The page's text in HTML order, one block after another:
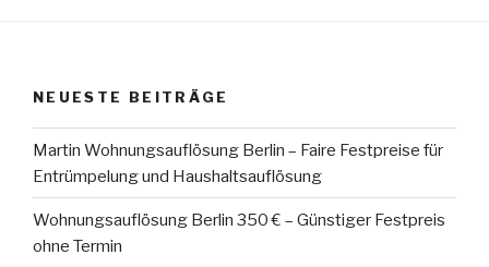
NEUESTE BEITRÄGE
Martin Wohnungsauflösung Berlin – Faire Festpreise für
Entrümpelung und Haushaltsauflösung
Wohnungsauflösung Berlin 350 € – Günstiger Festpreis
ohne Termin